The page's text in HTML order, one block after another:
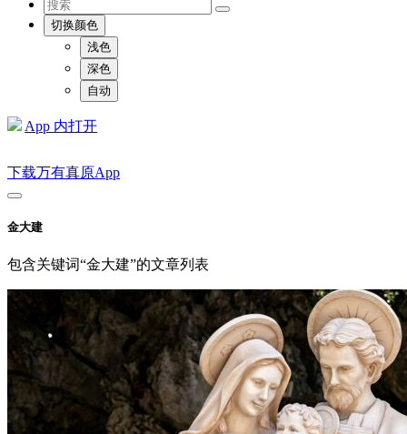
切换颜色
浅色
深色
自动
App 内打开
下载万有真原App
金大建
包含关键词“金大建”的文章列表